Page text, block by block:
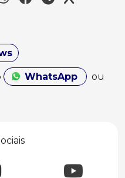
WhatsApp
ou